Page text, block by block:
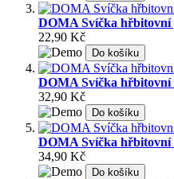
DOMA Svíčka hřbitovní
22,90 Kč
Do košíku
DOMA Svíčka hřbitovní
32,90 Kč
Do košíku
DOMA Svíčka hřbitovní
34,90 Kč
Do košíku